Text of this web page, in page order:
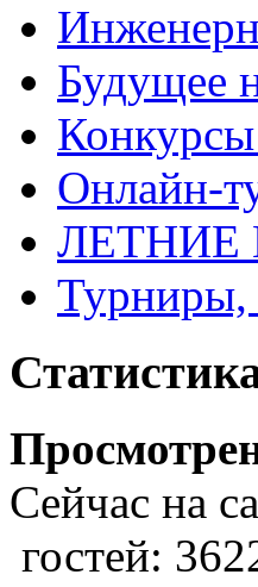
Будущее
Конкурсы
Онлайн-
ЛЕТНИЕ
Турниры,
Сейчас на
гостей: